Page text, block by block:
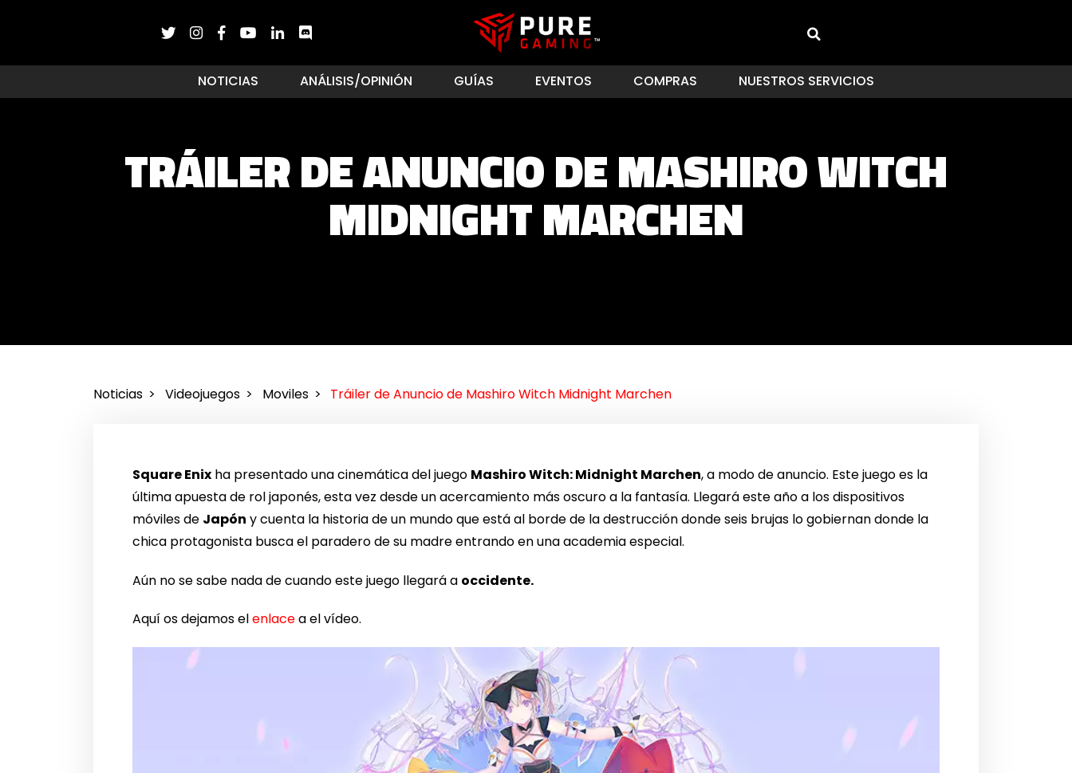
NOTICIAS ANÁLISIS/OPINIÓN GUÍAS EVENTOS COMPRAS NUESTROS SERVICIOS
TRÁILER DE ANUNCIO DE MASHIRO WITCH
MIDNIGHT MARCHEN
Noticias Videojuegos Moviles Tráiler de Anuncio de Mashiro Witch Midnight Marchen
Square Enix ha presentado una cinemática del juego Mashiro Witch: Midnight Marchen, a modo de anuncio. Este juego es la
última apuesta de rol japonés, esta vez desde un acercamiento más oscuro a la fantasía. Llegará este año a los dispositivos
móviles de Japón y cuenta la historia de un mundo que está al borde de la destrucción donde seis brujas lo gobiernan donde la
chica protagonista busca el paradero de su madre entrando en una academia especial.
Aún no se sabe nada de cuando este juego llegará a occidente.
Aquí os dejamos elenlacea el vídeo.